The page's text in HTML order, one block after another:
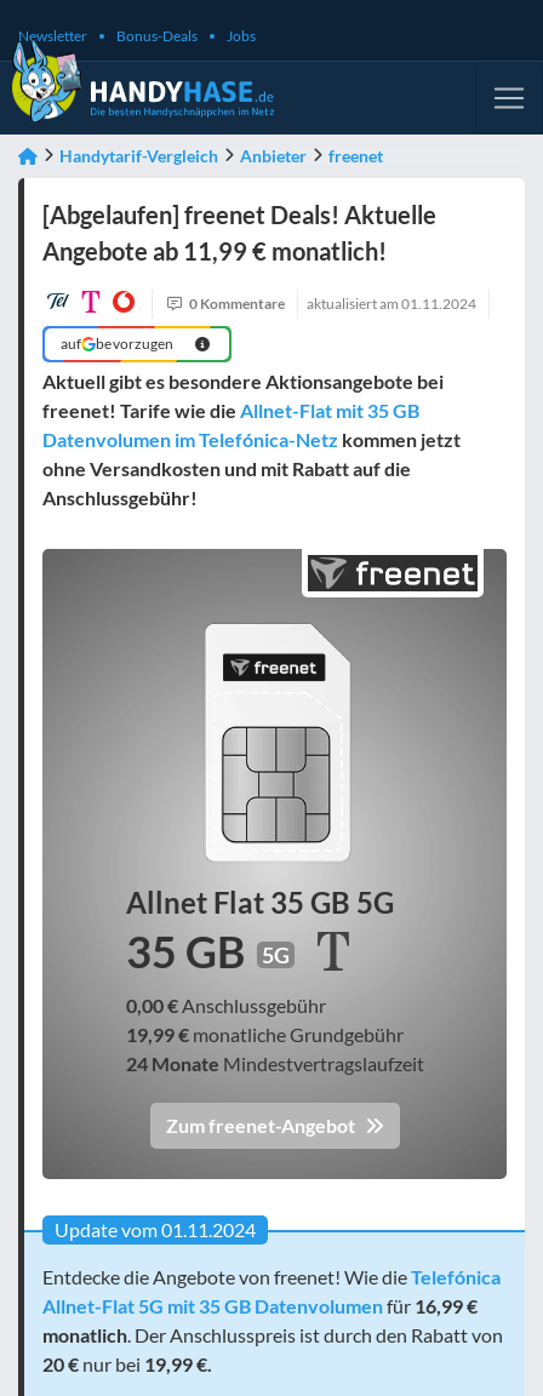
Newsletter Bonus-Deals Jobs
Handytarif-Vergleich Anbieter freenet
[Abgelaufen] freenet Deals! Aktuelle
Angebote ab 11,99 € monatlich!
0 Kommentare aktualisiert am 01.11.2024
auf bevorzugen
Aktuell gibt es besondere Aktionsangebote bei
freenet! Tarife wie die Allnet-Flat mit 35 GB
Datenvolumen im Telefónica-Netz kommen jetzt
ohne Versandkosten und mit Rabatt auf die
Anschlussgebühr!
Allnet Flat 35 GB 5G
35 GB 5G
0,00 €Anschlussgebühr
19,99 € monatliche Grundgebühr
24 Monate Mindestvertragslaufzeit
Zum freenet-Angebot
Update vom 01.11.2024
Entdecke die Angebote von freenet! Wie dieTelefónica
Allnet-Flat 5G mit 35 GB Datenvolumenfür 16,99 €
monatlich. Der Anschlusspreis ist durch den Rabatt von
20 € nur bei 19,99 €.